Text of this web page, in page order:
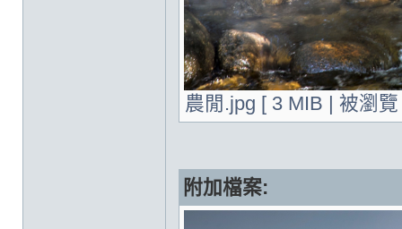
農閒.jpg [ 3 MIB | 被瀏
附加檔案: